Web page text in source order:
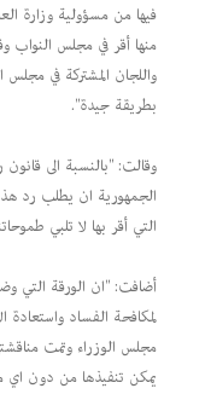
فيها من مسؤولية وزارة
منها أقر في مجلس النواب
واللجان المشتركة في مجلس
بطريقة جيدة".
وقالت: "بالنسبة الى
الجمهورية ان يطلب رد
التي أقر بها لا تلبي
أضافت: "ان الورقة التي
لمكافحة الفساد واستعادة
مجلس الوزراء وتمت
يمكن تنفيذها من دون اي